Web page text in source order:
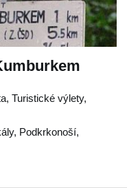
Turistické výlety,
, Podkrkonoší,